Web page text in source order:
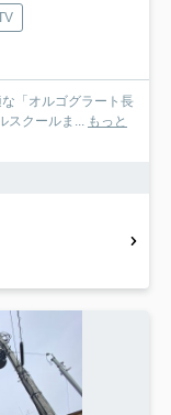
「オルゴグラート長
スクールま... もっと